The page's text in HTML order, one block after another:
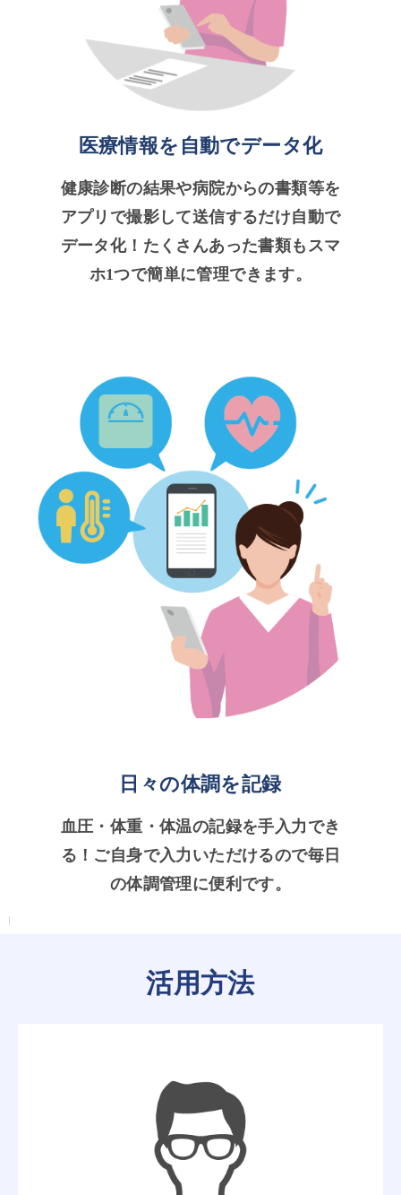
医療情報を自動でデータ化
健康診断の結果や病院からの書類等を
アプリで撮影して送信するだけ自動で
データ化！たくさんあった書類もスマ
ホ1つで簡単に管理できます。
日々の体調を記録
血圧・体重・体温の記録を手入力でき
る！ご自身で入力いただけるので毎日
の体調管理に便利です。
活用方法